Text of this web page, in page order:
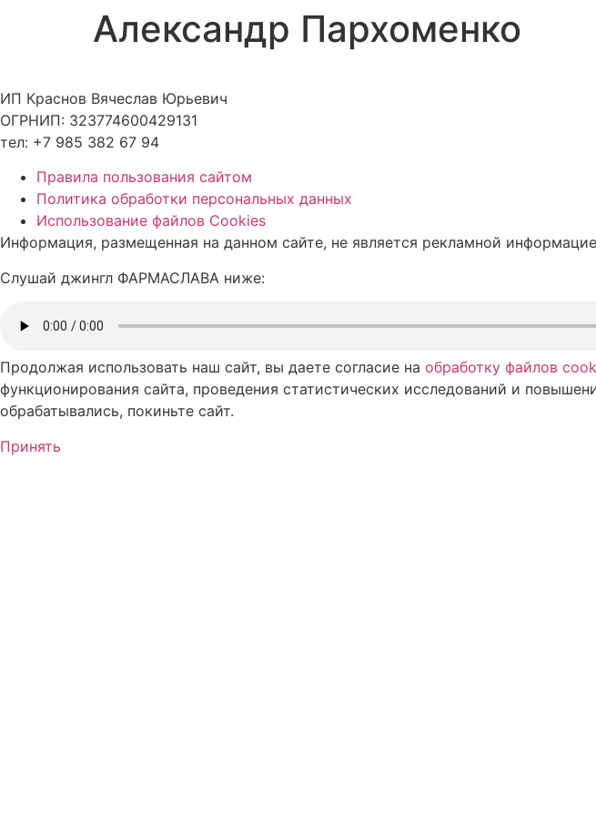
Александр Пархоменко
ИП Краснов Вячеслав Юрьевич
ОГРНИП: 323774600429131
тел: +7 985 382 67 94
Правила пользования сайтом
Политика обработки персональных данных
Использование файлов Cookies
Информация, размещенная на данном сайте, не является рекламной
Слушай джингл ФАРМАСЛАВА ниже:
Продолжая использовать наш сайт, вы даете согласие на обработку файлов
функционирования сайта, проведения статистических исследований и
обрабатывались, покиньте сайт.
Принять